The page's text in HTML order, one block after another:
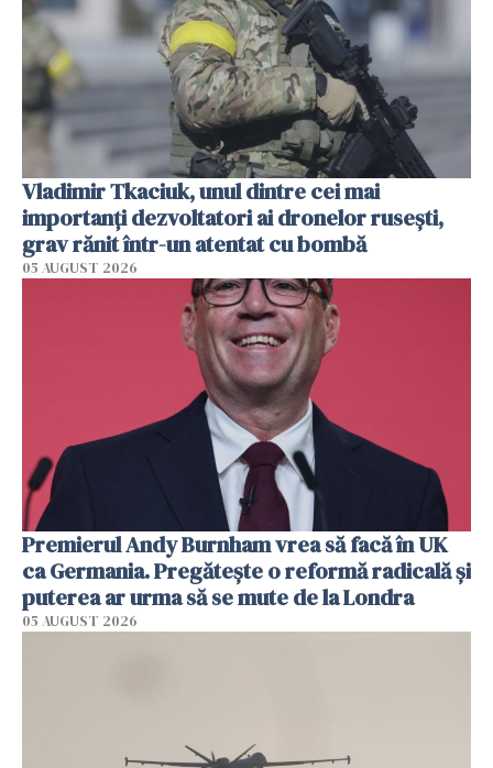
Vladimir Tkaciuk, unul dintre cei mai
importanți dezvoltatori ai dronelor rusești,
grav rănit într-un atentat cu bombă
05 AUGUST 2026
Premierul Andy Burnham vrea să facă în UK
ca Germania. Pregătește o reformă radicală și
puterea ar urma să se mute de la Londra
05 AUGUST 2026